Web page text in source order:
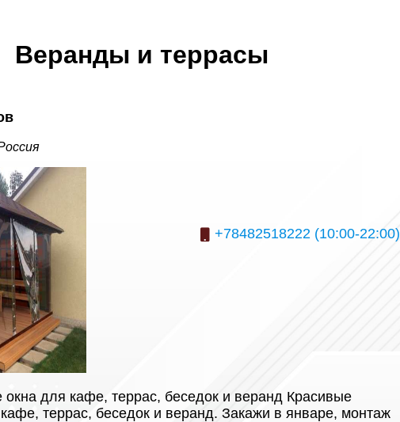
Веранды и террасы
+78482518222 (10:00-22:00)
окна для кафе, террас, беседок и веранд Красивые
террас, беседок и веранд. Закажи в январе, монтаж